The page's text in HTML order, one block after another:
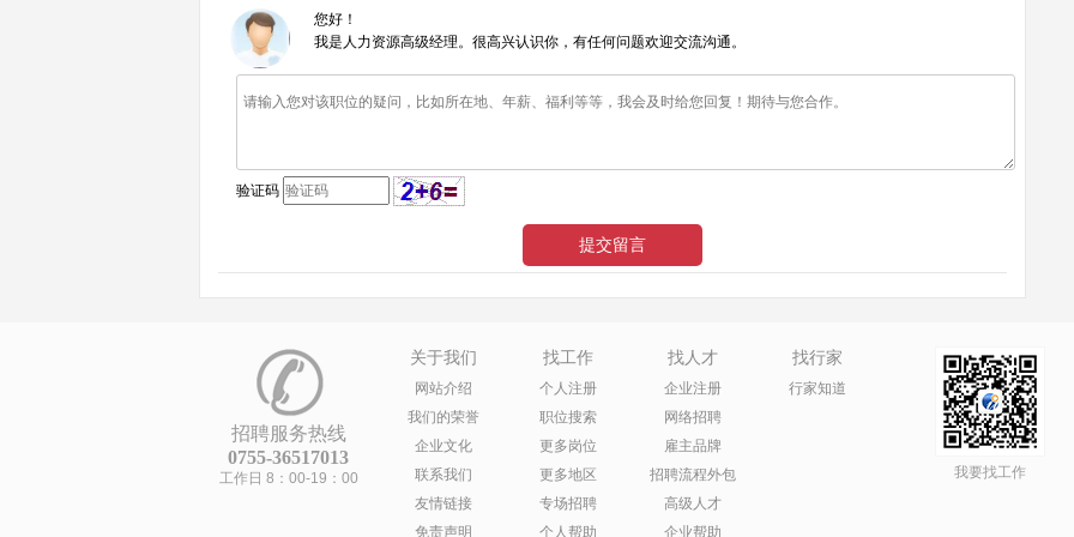
您好！
我是人力资源高级经理。很高兴认识你，有任何问题欢迎交流沟通。
验证码
招聘服务热线
0755-36517013
工作日 8：00-19：00
关于我们
网站介绍
我们的荣誉
企业文化
联系我们
友情链接
免责声明
找工作
个人注册
职位搜索
更多岗位
更多地区
专场招聘
个人帮助
找人才
企业注册
网络招聘
雇主品牌
招聘流程外包
高级人才
企业帮助
找行家
行家知道
我要找工作